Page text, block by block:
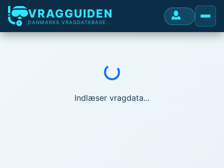
VRAGGUIDEN
DANMARKS VRAGDATABASE
Indlæser...
Indlæser vragdata...